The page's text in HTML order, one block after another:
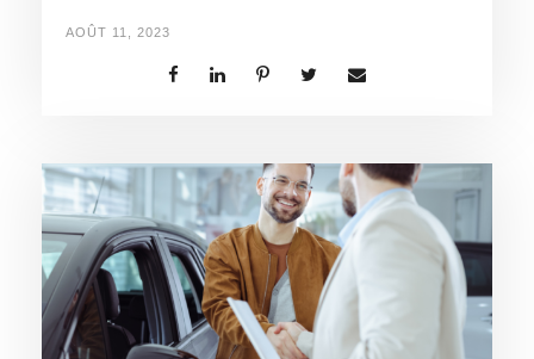
AOÛT 11, 2023